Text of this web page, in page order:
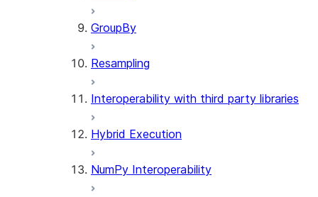
GroupBy
Resampling
Interoperability with third party libraries
Hybrid Execution
NumPy Interoperability